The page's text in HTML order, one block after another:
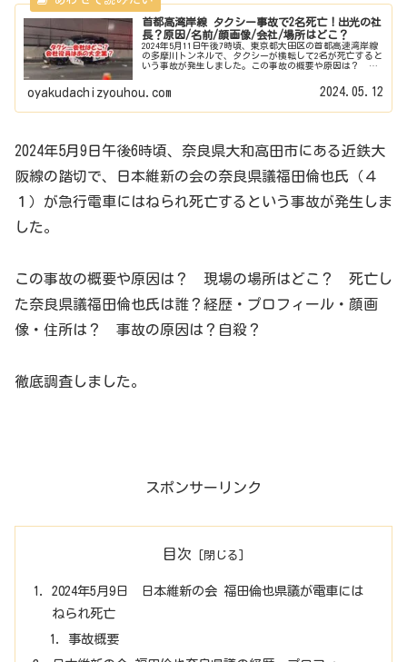
首都高湾岸線 タクシー事故で2名死亡！出光の社
長？原因/名前/顔画像/会社/場所はどこ？
2024年5月11日午後7時頃、東京都大田区の首都高速湾岸線
の多摩川トンネルで、タクシーが横転して2名が死亡すると
いう事故が発生しました。この事故の概要や原因は？ 現
oyakudachizyouhou.com 2024.05.12
2024年5月9日午後6時頃、奈良県大和高田市にある近鉄大
阪線の踏切で、日本維新の会の奈良県議福田倫也氏（４
１）が急行電車にはねられ死亡するという事故が発生しま
した。
この事故の概要や原因は？ 現場の場所はどこ？ 死亡し
た奈良県議福田倫也氏は誰？経歴・プロフィール・顔画
像・住所は？ 事故の原因は？自殺？
徹底調査しました。
スポンサーリンク
目次
2024年5月9日 日本維新の会 福田倫也県議が電車には
ねられ死亡
事故概要